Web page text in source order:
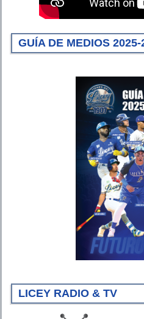
GUÍA DE MEDIOS 2025-
LICEY RADIO & TV